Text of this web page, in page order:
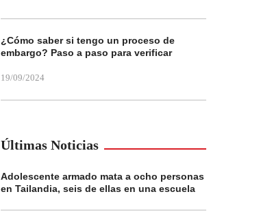
¿Cómo saber si tengo un proceso de
embargo? Paso a paso para verificar
19/09/2024
Últimas Noticias
Adolescente armado mata a ocho personas
en Tailandia, seis de ellas en una escuela